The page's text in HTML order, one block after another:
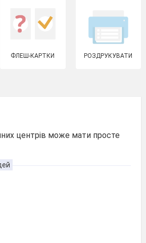
ФЛЕШ-КАРТКИ РОЗДРУКУВАТИ
центрів може мати просте